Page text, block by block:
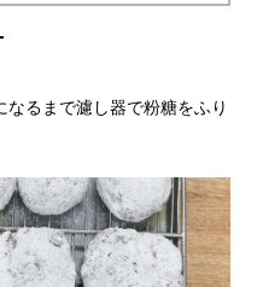
るまで濾し器で粉糖をふり